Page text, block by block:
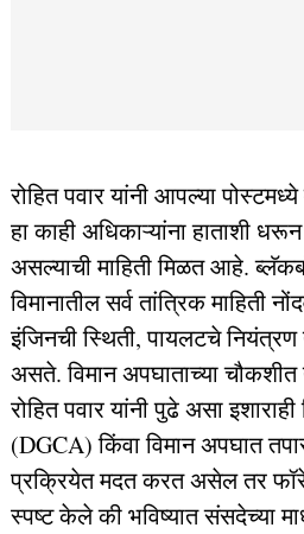
रोहित पवार यांनी आपल्या
हा काही अधिकाऱ्यांना हाताशी
असल्याची माहिती मिळत आहे.
विमानातील सर्व तांत्रिक माहिती
इंजिनची स्थिती, पायलटचे
असते. विमान अपघाताच्या
रोहित पवार यांनी पुढे असा
(DGCA) किंवा विमान अपघात
प्रक्रियेत मदत करत असेल तर
स्पष्ट केले की भविष्यात संसदेच्या